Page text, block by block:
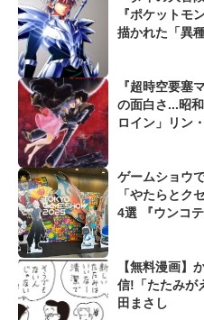
『ポケットモ
描かれた「異
『超時空要塞
の面白さ...昭
ロイン」リン
ゲームショウ
「やたらとク
4選 『ウンコ
【無料漫画】
信!「たたみが
田まさし